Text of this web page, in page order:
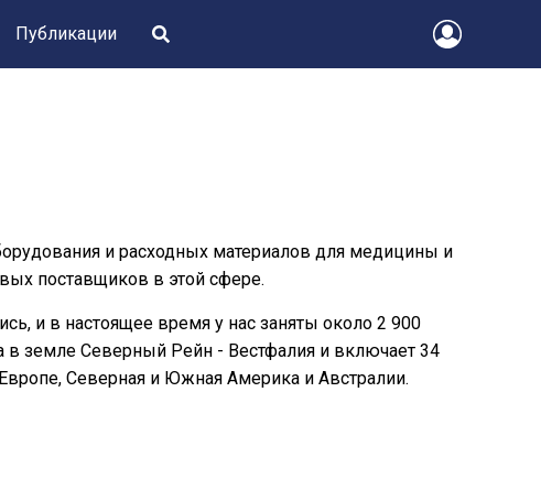
Публикации
и расходных материалов для медицины и
поставщиков в этой сфере.
и в настоящее время у нас заняты около 2 900
в земле Северный Рейн - Вестфалия и включает 34
Северная и Южная Америка и Австралии.